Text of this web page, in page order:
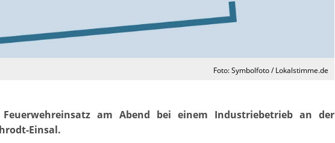
Foto: Symbolfoto / Lokalstimme.de
Feuerwehreinsatz am Abend bei einem Industriebetrieb an der
Einsal.